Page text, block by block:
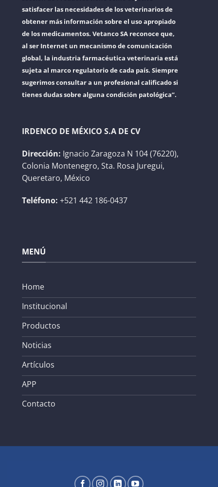
satisfacer las necesidades de los veterinarios de
obtener más información sobre el uso apropiado
de los medicamentos. Vetanco SA reconoce que,
al ser Internet un mecanismo de comunicación
global, la industria farmacéutica veterinaria está
sujeta al marco regulatorio de cada país. Siempre
sugerimos consultar a un profesional calificado si
tienes dudas sobre alguna condición patológica”.
IRDENCO DE MÉXICO S.A DE CV
Dirección: Ignacio Zaragoza N 104 (76220),
Colonia Montenegro, Sta. Rosa Juregui,
Queretaro, México
Teléfono: +521 442 186-0437
MENÚ
Home
Institucional
Productos
Noticias
Artículos
APP
Contacto